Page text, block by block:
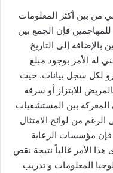
من بين أكثر المعلومات
فإن الجمع بين
بالإضافة إلى التاريخ
له الأمر بوجود مبلغ
متناول اليد يصل إلى 2000 يورو لكل سجل بيانات. حيث
للابتزاز أو سرقة
المعركة بين المستشفيات
الرغم من لوائح الامتثال
فإن مؤسسات الرعاية
الأمر غالباً نتيجة نقص
المعلومات و تدريب